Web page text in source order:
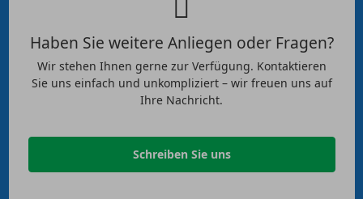
Haben Sie weitere Anliegen oder Fragen?
Wir stehen Ihnen gerne zur Verfügung. Kontaktieren
Sie uns einfach und unkompliziert – wir freuen uns auf
Ihre Nachricht.
Schreiben Sie uns